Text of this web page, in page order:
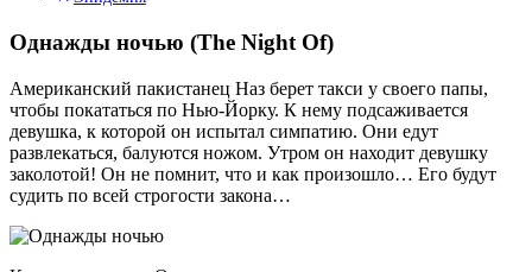
Однажды ночью (The Night Of)
Американский пакистанец Наз берет такси у своего папы,
чтобы покататься по Нью-Йорку. К нему подсаживается
девушка, к которой он испытал симпатию. Они едут
развлекаться, балуются ножом. Утром он находит девушку
заколотой! Он не помнит, что и как произошло… Его будут
судить по всей строгости закона…